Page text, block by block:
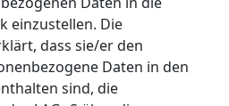
Die
dass sie/er den
Daten in den